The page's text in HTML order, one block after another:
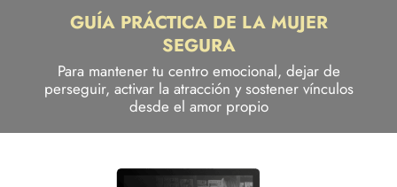
GUÍA PRÁCTICA DE LA MUJER
SEGURA
Para mantener tu centro emocional, dejar de
perseguir, activar la atracción y sostener vínculos
desde el amor propio